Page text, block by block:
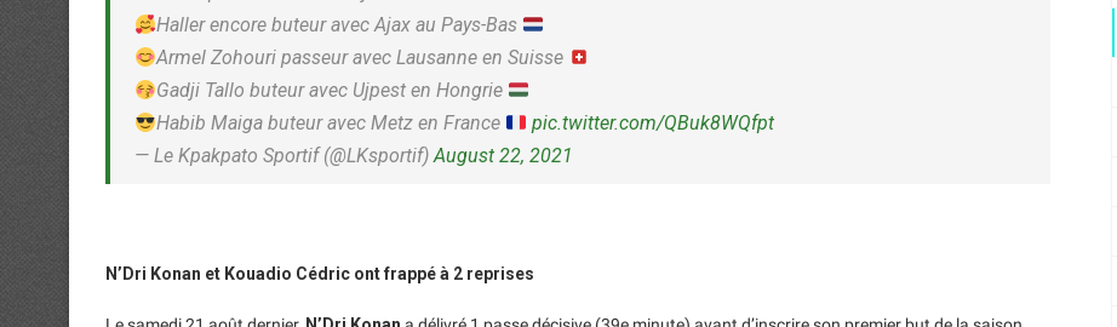
Haller encore buteur avec Ajax au Pays-Bas
Armel Zohouri passeur avec Lausanne en Suisse
Gadji Tallo buteur avec Ujpest en Hongrie
Habib Maiga buteur avec Metz en France
pic.twitter.com/QBuk8WQfpt
— Le Kpakpato Sportif (@LKsportif)August 22, 2021
N’Dri Konan et Kouadio Cédric ont frappé à 2 reprises